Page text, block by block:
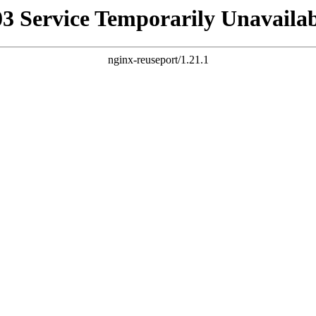
Service Temporarily
nginx-reuseport/1.21.1